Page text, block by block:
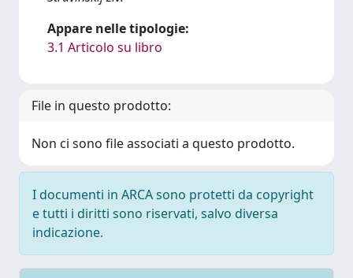
Appare nelle tipologie:
3.1 Articolo su libro
File in questo prodotto:
Non ci sono file associati a questo prodotto.
I documenti in ARCA sono protetti da copyright
e tutti i diritti sono riservati, salvo diversa
indicazione.